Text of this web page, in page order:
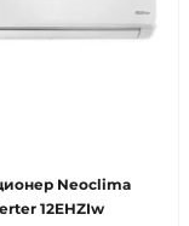
Neoclima
12EHZIw